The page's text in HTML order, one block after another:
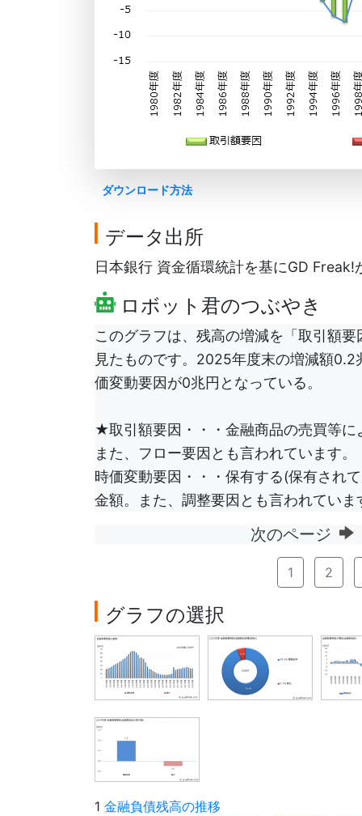
ダウンロード方法
データ出所
日本銀行 資金循環統計を基にGD Freak!
ロボット君のつぶやき
このグラフは、残高の増減を「取引額
見たものです。2025年度末の増減額
価変動要因が0兆円となっている。
★取引額要因・・・金融商品の売買等
また、フロー要因とも言われています。
時価変動要因・・・保有する(保有され
金額。また、調整要因とも言われていま
次のページ
1 2
グラフの選択
1 金融負債残高の推移